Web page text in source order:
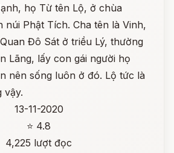
họ Từ tên Lộ, ở chùa
núi Phật Tích. Cha tên là Vinh,
Đô Sát ở triều Lý, thường
Lãng, lấy con gái người họ
nên sống luôn ở đó. Lộ tức là
vậy.
13-11-2020
⭐ 4.8
4,225 lượt đọc